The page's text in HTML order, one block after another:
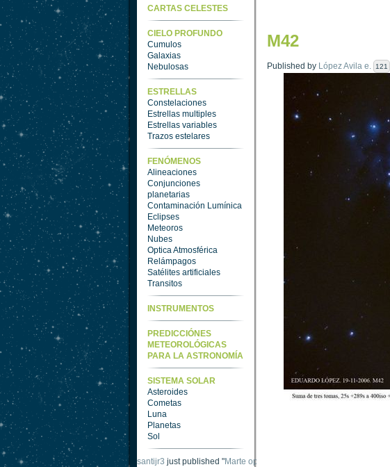
CARTAS CELESTES
CIELO PROFUNDO
Cumulos
Galaxias
Nebulosas
ESTRELLAS
Constelaciones
Estrellas multiples
Estrellas variables
Trazos estelares
FENÓMENOS
Alineaciones
Conjunciones
planetarias
Contaminación Lumínica
Eclipses
Meteoros
Nubes
Optica Atmosférica
Relámpagos
Satélites artificiales
Transitos
INSTRUMENTOS
PREDICCIÓNES
METEOROLÓGICAS
PARA LA ASTRONOMÍA
SISTEMA SOLAR
Asteroides
Cometas
Luna
Planetas
Sol
santijr3 just published "Marte oposición 2020
M42
Published by López Avila e. 121